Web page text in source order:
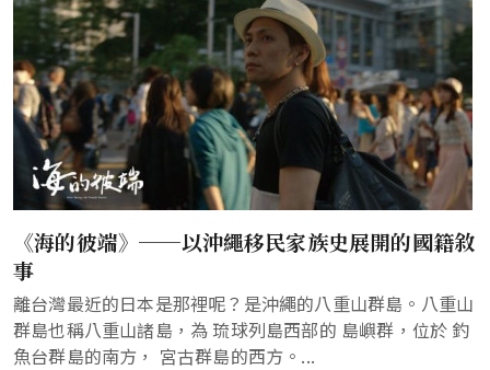
《海的彼端》──以沖繩移民家族史展開的國籍敘
事
離台灣最近的日本是那裡呢？是沖繩的八重山群島。八重山
群島也稱八重山諸島，為 琉球列島西部的 島嶼群，位於 釣
魚台群島的南方， 宮古群島的西方。...